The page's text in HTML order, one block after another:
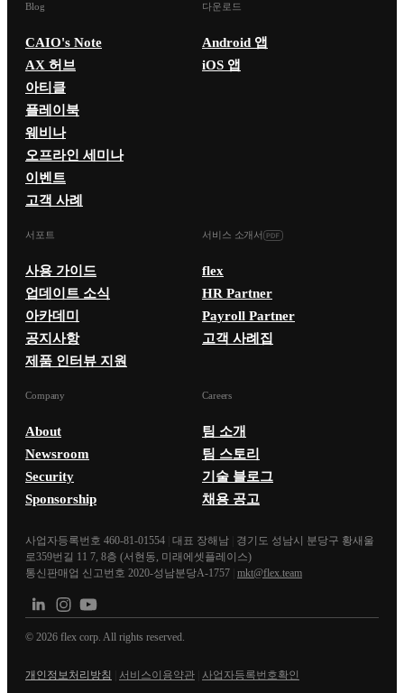
Blog
CAIO's Note
AX 허브
아티클
플레이북
웨비나
오프라인 세미나
이벤트
고객 사례
다운로드
Android 앱
iOS 앱
서포트
사용 가이드
업데이트 소식
아카데미
공지사항
제품 인터뷰 지원
서비스 소개서
flex
HR Partner
Payroll Partner
고객 사례집
Company
About
Newsroom
Security
Sponsorship
Careers
팀 소개
팀 스토리
기술 블로그
채용 공고
사업자등록번호 460-81-01554 대표 장해남
경기도 성남시 분당구 황새울
로359번길 11 7, 8층 (서현동, 미래에셋플레이스)
통신판매업 신고번호 2020-성남분당A-1757 mkt@flex.team
© 2026 flex corp. All rights reserved.
개인정보처리방침 서비스이용약관 사업자등록번호확인